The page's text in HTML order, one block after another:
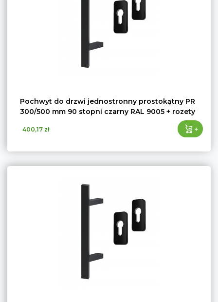
Pochwyt do drzwi jednostronny prostokątny PR
300/500 mm 90 stopni czarny RAL 9005 + rozety
400,17 zł +